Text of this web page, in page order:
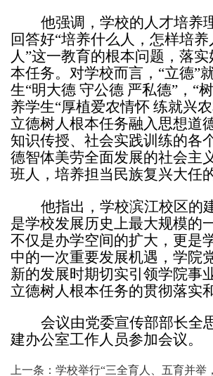
他强调，学校的人才培养
回答好“培养什么人，怎样培
人”这一教育的根本问题，落
本任务。对学校而言，“立德”
生“明大德 守公德 严私德”，“
养学生“厚植爱农情怀 练就兴
立德树人根本任务融入思想道
知识传授、社会实践训练的各
德智体美劳全面发展的社会主
班人，培养担当民族复兴大任
他指出，学校滨江校区的
是学校发展历史上最大规模的
不仅是办学空间的扩大，更是
中的一次重要发展机遇，学院
新的发展时期切实引领学院事
立德树人根本任务的贯彻落实
会议由党委宣传部部长全
建办公室工作人员参加会议。
上一条： 学校举行“三全育人、五育并举